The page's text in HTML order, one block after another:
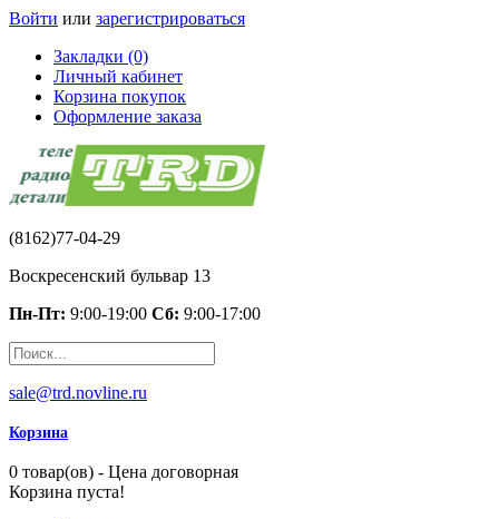
Войти или зарегистрироваться
Закладки (0)
Личный кабинет
Корзина покупок
Оформление заказа
(8162)77-04-29
Воскресенский бульвар 13
Пн-Пт: 9:00-19:00 Сб: 9:00-17:00
sale@trd.novline.ru
Корзина
0 товар(ов) - Цена договорная
Корзина пуста!